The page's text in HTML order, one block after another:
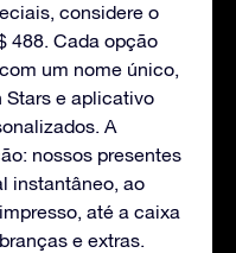
considere o
488. Cada opção
um nome único,
Stars e aplicativo
A
nossos presentes
instantâneo, ao
até a caixa
e extras.